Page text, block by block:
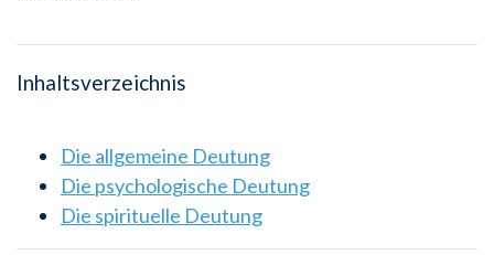
Inhaltsverzeichnis
Die allgemeine Deutung
Die psychologische Deutung
Die spirituelle Deutung